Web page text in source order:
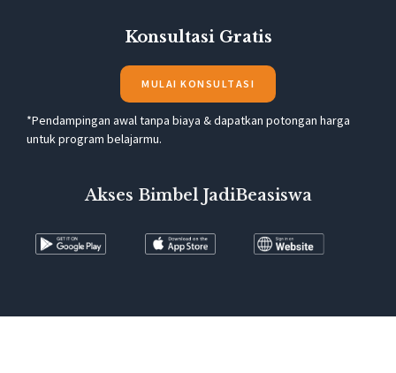
Konsultasi Gratis
MULAI KONSULTASI
*Pendampingan awal tanpa biaya & dapatkan potongan harga
untuk program belajarmu.
Akses Bimbel JadiBeasiswa